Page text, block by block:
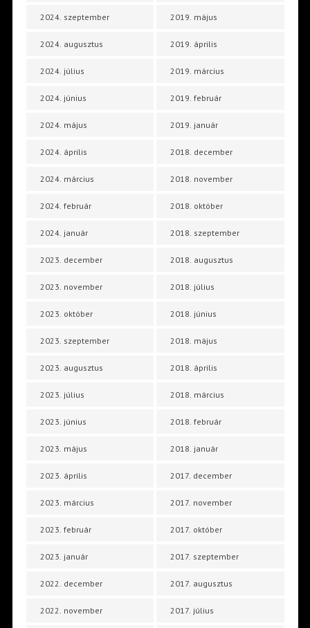
2024. szeptember
2024. augusztus
2024. július
2024. június
2024. május
2024. április
2024. március
2024. február
2024. január
2023. december
2023. november
2023. október
2023. szeptember
2023. augusztus
2023. július
2023. június
2023. május
2023. április
2023. március
2023. február
2023. január
2022. december
2022. november
2019. május
2019. április
2019. március
2019. február
2019. január
2018. december
2018. november
2018. október
2018. szeptember
2018. augusztus
2018. július
2018. június
2018. május
2018. április
2018. március
2018. február
2018. január
2017. december
2017. november
2017. október
2017. szeptember
2017. augusztus
2017. július